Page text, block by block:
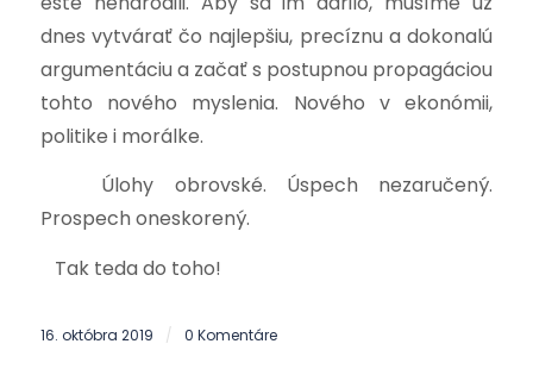
dnes vytvárať čo najlepšiu, precíznu a dokonalú
argumentáciu a začať s postupnou propagáciou
tohto nového myslenia. Nového v ekonómii,
politike i morálke.
Úlohy obrovské. Úspech nezaručený.
Prospech oneskorený.
Tak teda do toho!
16. októbra 2019 / 0 Komentáre